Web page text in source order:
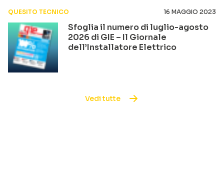
QUESITO TECNICO 16 MAGGIO 2023
Sfoglia il numero di luglio-agosto
2026 di GIE – Il Giornale
dell’Installatore Elettrico
Vedi tutte